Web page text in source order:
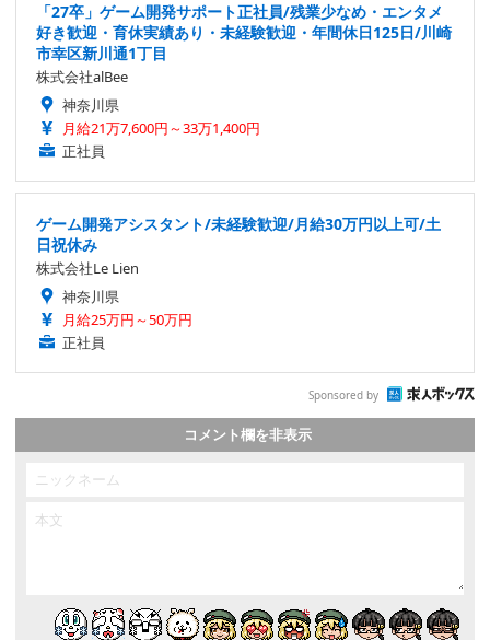
「27卒」ゲーム開発サポート正社員/残業少なめ・エンタメ
好き歓迎・育休実績あり・未経験歓迎・年間休日125日/川崎
市幸区新川通1丁目
株式会社alBee
神奈川県
月給21万7,600円～33万1,400円
正社員
ゲーム開発アシスタント/未経験歓迎/月給30万円以上可/土
日祝休み
株式会社Le Lien
神奈川県
月給25万円～50万円
正社員
Sponsored by
コメント欄を非表示